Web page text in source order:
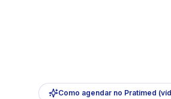
Como agendar no Pratimed